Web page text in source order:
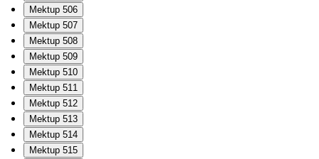
Mektup 506
Mektup 507
Mektup 508
Mektup 509
Mektup 510
Mektup 511
Mektup 512
Mektup 513
Mektup 514
Mektup 515